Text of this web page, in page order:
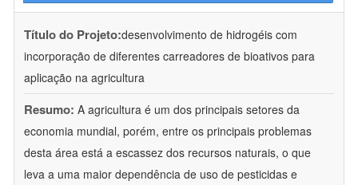
Título do Projeto:desenvolvimento de hidrogéis com
incorporação de diferentes carreadores de bioativos para
aplicação na agricultura
Resumo: A agricultura é um dos principais setores da
economia mundial, porém, entre os principais problemas
desta área está a escassez dos recursos naturais, o que
leva a uma maior dependência de uso de pesticidas e